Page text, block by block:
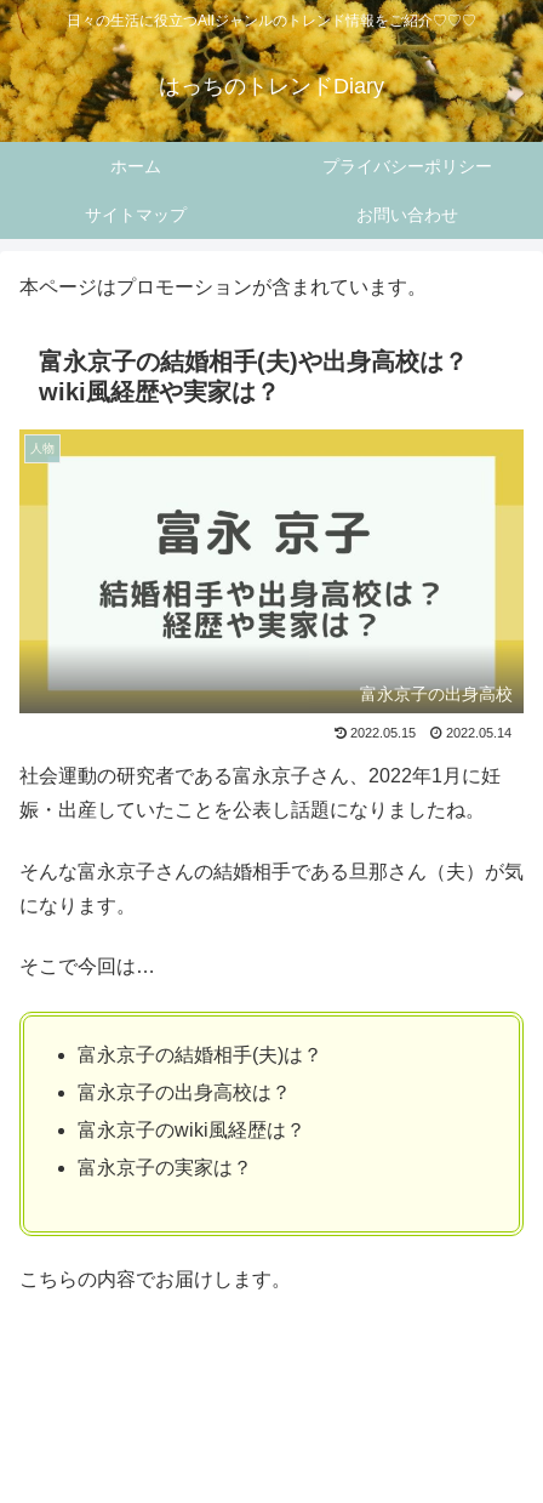
日々の生活に役立つAllジャンルのトレンド情報をご紹介♡♡♡
はっちのトレンドDiary
ホーム プライバシーポリシー
サイトマップ お問い合わせ
本ページはプロモーションが含まれています。
富永京子の結婚相手(夫)や出身高校は？
wiki風経歴や実家は？
人物
富永京子の出身高校
2022.05.15 2022.05.14
社会運動の研究者である富永京子さん、2022年1月に妊
娠・出産していたことを公表し話題になりましたね。
そんな富永京子さんの結婚相手である旦那さん（夫）が気
になります。
そこで今回は…
富永京子の結婚相手(夫)は？
富永京子の出身高校は？
富永京子のwiki風経歴は？
富永京子の実家は？
こちらの内容でお届けします。